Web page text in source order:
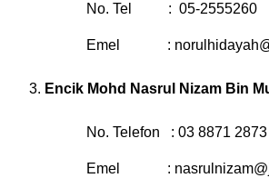
No. Tel : 05-2555260
Emel :
Encik Mohd Nasrul Nizam Bin
No. Telefon : 03 8871 2873
Emel :